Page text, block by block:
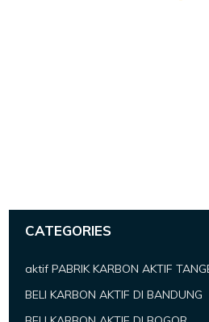
CATEGORIES
aktif PABRIK KARBON AKTIF
BELI KARBON AKTIF DI BANDUNG